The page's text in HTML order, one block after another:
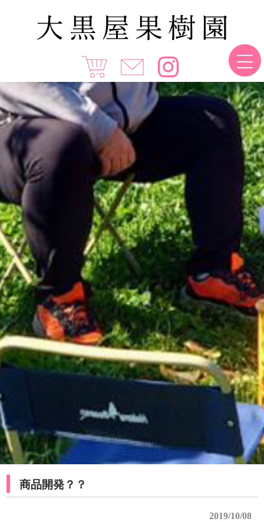
商品開発？？
2019/10/08